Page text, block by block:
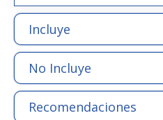
Incluye
No Incluye
Recomendaciones